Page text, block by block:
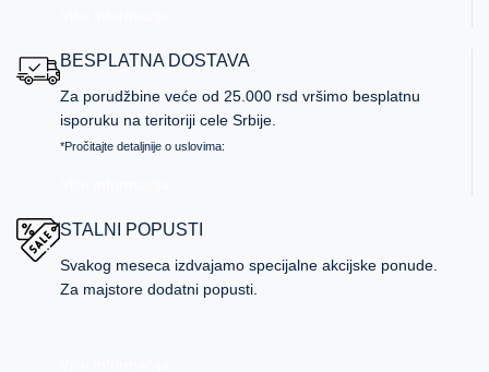
BESPLATNA DOSTAVA
Za porudžbine veće od 25.000 rsd vršimo besplatnu
isporuku na teritoriji cele Srbije.
*Pročitajte detaljnije o uslovima:
STALNI POPUSTI
Svakog meseca izdvajamo specijalne akcijske ponude.
Za majstore dodatni popusti.